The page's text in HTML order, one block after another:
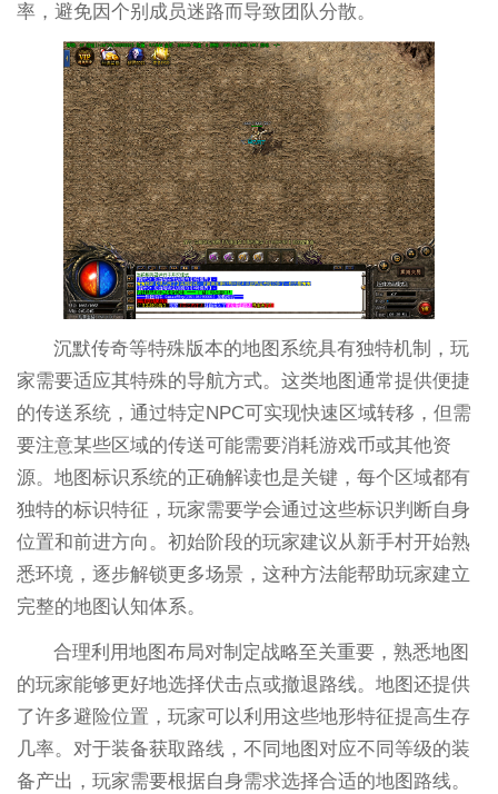
率，避免因个别成员迷路而导致团队分散。
沉默传奇等特殊版本的地图系统具有独特机制，玩
家需要适应其特殊的导航方式。这类地图通常提供便捷
的传送系统，通过特定NPC可实现快速区域转移，但需
要注意某些区域的传送可能需要消耗游戏币或其他资
源。地图标识系统的正确解读也是关键，每个区域都有
独特的标识特征，玩家需要学会通过这些标识判断自身
位置和前进方向。初始阶段的玩家建议从新手村开始熟
悉环境，逐步解锁更多场景，这种方法能帮助玩家建立
完整的地图认知体系。
合理利用地图布局对制定战略至关重要，熟悉地图
的玩家能够更好地选择伏击点或撤退路线。地图还提供
了许多避险位置，玩家可以利用这些地形特征提高生存
几率。对于装备获取路线，不同地图对应不同等级的装
备产出，玩家需要根据自身需求选择合适的地图路线。